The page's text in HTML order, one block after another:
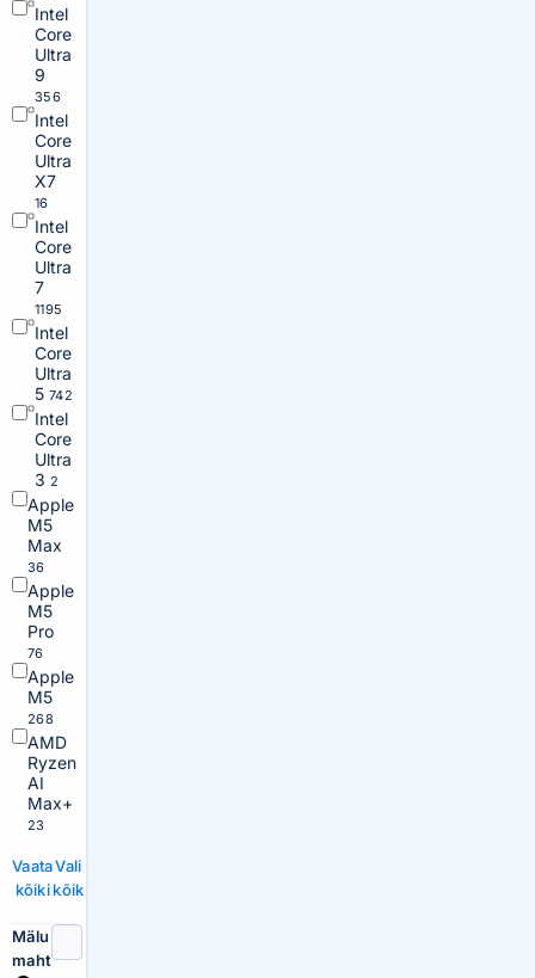
Intel
Core
Ultra
9
356
Intel
Core
Ultra
X7
16
Intel
Core
Ultra
7
1195
Intel
Core
Ultra
5 742
Intel
Core
Ultra
3 2
Apple
M5
Max
36
Apple
M5
Pro
76
Apple
M5
268
AMD
Ryzen
AI
Max+
23
Vaata
kõiki
Vali
kõik
Mälu
maht